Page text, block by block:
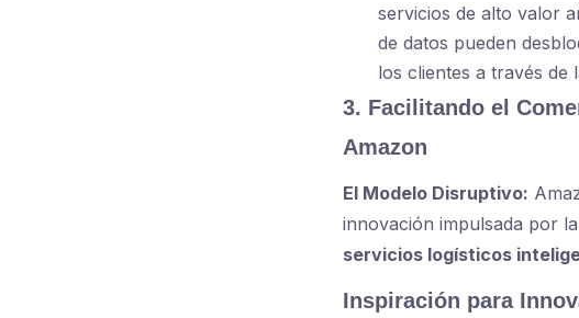
servicios de alto valor
de datos pueden
los clientes a través de
3. Facilitando el
Amazon
El Modelo Disruptivo:
innovación impulsada por
servicios logísticos
Inspiración para